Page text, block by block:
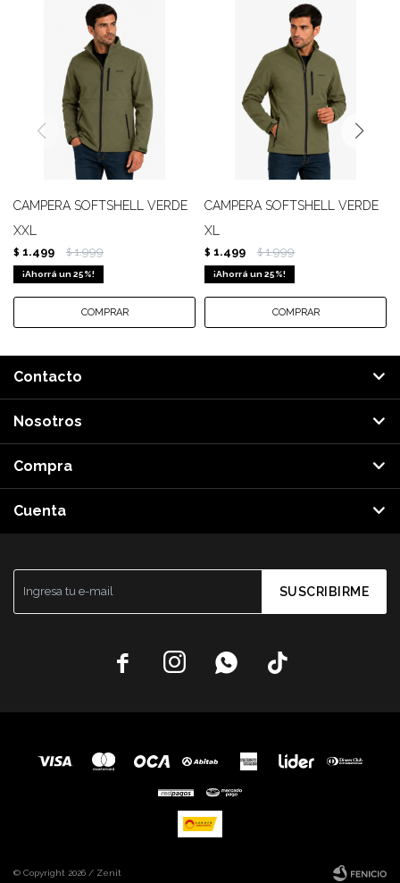
CAMPERA SOFTSHELL VERDE
XXL
$ 1.499 $ 1.999
25
CAMPERA SOFTSHELL VERDE
XL
$ 1.499 $ 1.999
25
SUSCRIBIRME
   
Contacto
Nosotros
Compra
Cuenta
© Copyright 2026 / Zenit